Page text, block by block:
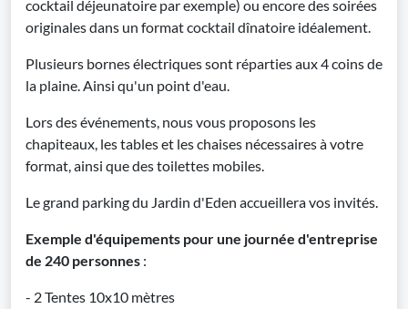
cocktail déjeunatoire par exemple) ou encore des soirées
originales dans un format cocktail dînatoire idéalement.
Plusieurs bornes électriques sont réparties aux 4 coins de
la plaine. Ainsi qu'un point d'eau.
Lors des événements, nous vous proposons les
chapiteaux, les tables et les chaises nécessaires à votre
format, ainsi que des toilettes mobiles.
Le grand parking du Jardin d'Eden accueillera vos invités.
Exemple d'équipements pour une journée d'entreprise
de 240 personnes :
- 2 Tentes 10x10 mètres